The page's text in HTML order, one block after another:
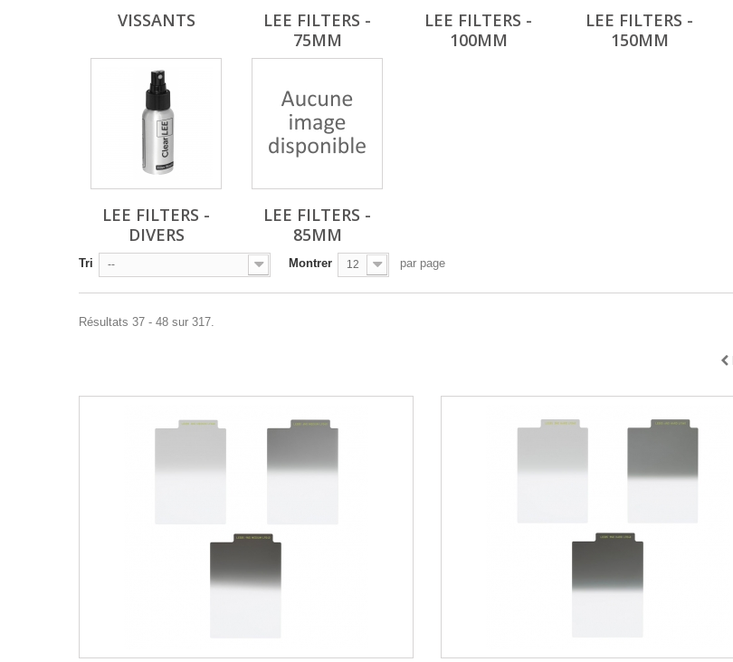
VISSANTS
LEE FILTERS -
75MM
LEE FILTERS -
100MM
LEE FILTERS -
150MM
LEE FILTERS -
DIVERS
LEE FILTERS -
85MM
Tri -- Montrer 12 par page
Résultats 37 - 48 sur 317.